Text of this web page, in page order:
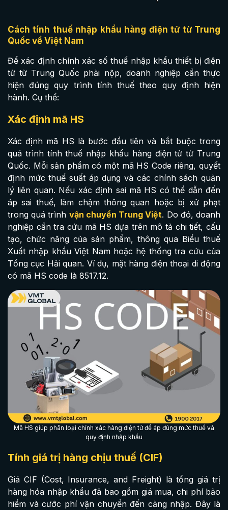
Cách tính thuế nhập khẩu hàng điện tử từ Trung
Quốc về Việt Nam
Để xác định chính xác số thuế nhập khẩu thiết bị điện
tử từ Trung Quốc phải nộp, doanh nghiệp cần thực
hiện đúng quy trình tính thuế theo quy định hiện
hành. Cụ thể:
Xác định mã HS
Xác định mã HS là bước đầu tiên và bắt buộc trong
quá trình tính thuế nhập khẩu hàng điện tử từ Trung
Quốc. Mỗi sản phẩm có một mã HS Code riêng, quyết
định mức thuế suất áp dụng và các chính sách quản
lý liên quan. Nếu xác định sai mã HS có thể dẫn đến
áp sai thuế, làm chậm thông quan hoặc bị xử phạt
trong quá trình vận chuyển Trung Việt. Do đó, doanh
nghiệp cần tra cứu mã HS dựa trên mô tả chi tiết, cấu
tạo, chức năng của sản phẩm, thông qua Biểu thuế
Xuất nhập khẩu Việt Nam hoặc hệ thống tra cứu của
Tổng cục Hải quan. Ví dụ, mặt hàng điện thoại di động
có mã HS code là 8517.12.
Mã HS giúp phân loại chính xác hàng điện tử để áp đúng mức thuế và
quy định nhập khẩu
Tính giá trị hàng chịu thuế (CIF)
Giá CIF (Cost, Insurance, and Freight) là tổng giá trị
hàng hóa nhập khẩu đã bao gồm giá mua, chi phí bảo
hiểm và cước phí vận chuyển đến cảng nhập. Đây là